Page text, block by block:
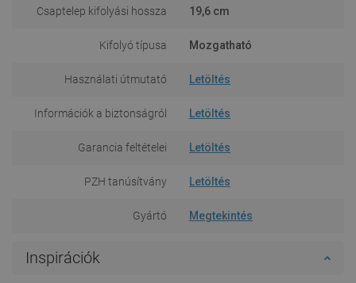
Csaptelep kifolyási hossza 19,6 cm
Kifolyó típusa Mozgatható
Használati útmutató Letöltés
Információk a biztonságról Letöltés
Garancia feltételei Letöltés
PZH tanúsítvány Letöltés
Gyártó Megtekintés
Inspirációk